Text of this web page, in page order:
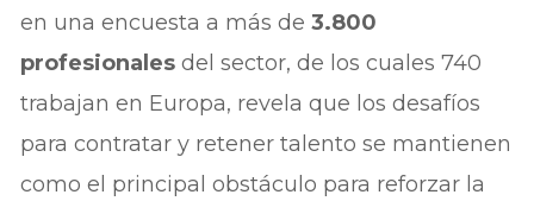
en una encuesta a más de 3.800
profesionalesdel sector, de los cuales 740
trabajan en Europa, revela que los desafíos
para contratar y retener talento se mantienen
como el principal obstáculo para reforzar la